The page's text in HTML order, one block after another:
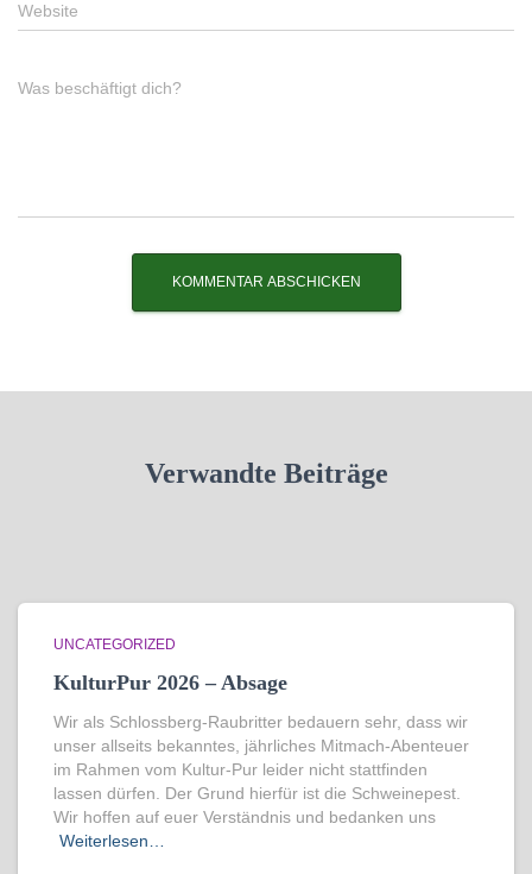
Website
Was beschäftigt dich?
Verwandte Beiträge
UNCATEGORIZED
KulturPur 2026 – Absage
Wir als Schlossberg-Raubritter bedauern sehr, dass wir
unser allseits bekanntes, jährliches Mitmach-Abenteuer
im Rahmen vom Kultur-Pur leider nicht stattfinden
lassen dürfen. Der Grund hierfür ist die Schweinepest.
Wir hoffen auf euer Verständnis und bedanken uns
Weiterlesen…